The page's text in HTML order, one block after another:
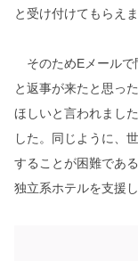
と受け付けてもらえま
そのためEメールで
と返事が来たと思っ
ほしいと言われまし
した。同じように、
することが困難であ
独立系ホテルを支援